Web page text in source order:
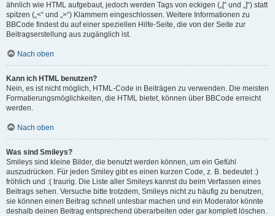
ähnlich wie HTML aufgebaut, jedoch werden Tags von eckigen („[“ und „]“) statt
spitzen („<“ und „>“) Klammern eingeschlossen. Weitere Informationen zu
BBCode findest du auf einer speziellen Hilfe-Seite, die von der Seite zur
Beitragserstellung aus zugänglich ist.
Nach oben
Kann ich HTML benutzen?
Nein, es ist nicht möglich, HTML-Code in Beiträgen zu verwenden. Die meisten
Formatierungsmöglichkeiten, die HTML bietet, können über BBCode erreicht
werden.
Nach oben
Was sind Smileys?
Smileys sind kleine Bilder, die benutzt werden können, um ein Gefühl
auszudrücken. Für jeden Smiley gibt es einen kurzen Code, z. B. bedeutet :)
fröhlich und :( traurig. Die Liste aller Smileys kannst du beim Verfassen eines
Beitrags sehen. Versuche bitte trotzdem, Smileys nicht zu häufig zu benutzen,
sie können einen Beitrag schnell unlesbar machen und ein Moderator könnte
deshalb deinen Beitrag entsprechend überarbeiten oder gar komplett löschen.